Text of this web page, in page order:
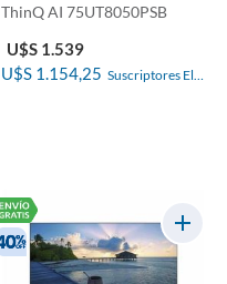
ThinQ AI 75UT8050PSB
U$S 1.539
U$S 1.154,25 Suscriptores El